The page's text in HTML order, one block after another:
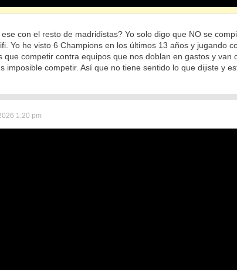
con el resto de madridistas? Yo solo digo que NO se
Yo he visto 6 Champions en los últimos 13 años y jugando
que competir contra equipos que nos doblan en gastos y
imposible competir. Así que no tiene sentido lo que dijiste y
1:20 pm